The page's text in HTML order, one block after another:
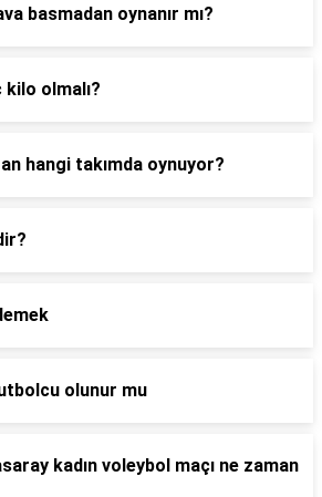
basmadan oynanır mı?
kilo olmalı?
hangi takımda oynuyor?
olunur mu
kadın voleybol maçı ne zaman